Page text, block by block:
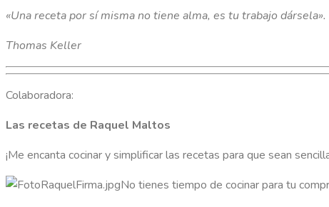
«Una receta por sí misma no tiene alma, es tu trabajo dársela».
Thomas Keller
Colaboradora:
Las recetas de Raquel Maltos
¡Me encanta cocinar y simplificar las recetas para que sean
No tienes tiempo de cocinar para tu